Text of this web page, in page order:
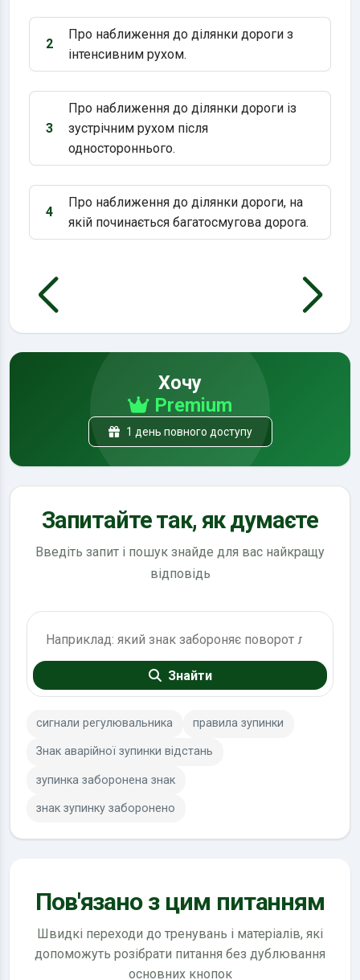
Варіант 2:
2
Про наближення до ділянки дороги з
інтенсивним рухом.
Варіант 3:
3
Про наближення до ділянки дороги із
зустрічним рухом після
одностороннього.
Варіант 4:
4
Про наближення до ділянки дороги, на
якій починається багатосмугова дорога.
Хочу
Premium
1 день повного доступу
Запитайте так, як думаєте
Введіть запит і пошук знайде для вас найкращу
відповідь
Знайти
сигнали регулювальника правила зупинки
Знак аварійної зупинки відстань
зупинка заборонена знак
знак зупинку заборонено
Пов'язано з цим питанням
Швидкі переходи до тренувань і матеріалів, які
допоможуть розібрати питання без дублювання
основних кнопок